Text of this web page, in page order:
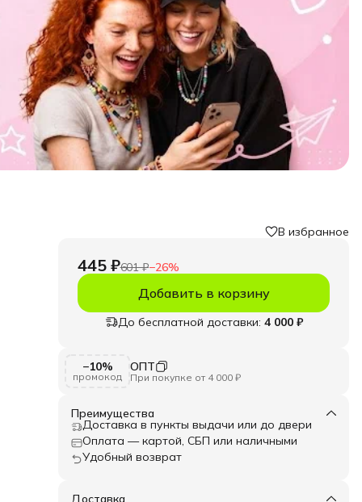
В избранное
445 ₽601 ₽−26%
Добавить в корзину
До бесплатной доставки: 4 000 ₽
−10%
промокод
ОПТ
При покупке от 4 000 ₽
Преимущества
Доставка в пункты выдачи или до двери
Оплата — картой, СБП или наличными
Удобный возврат
Доставка